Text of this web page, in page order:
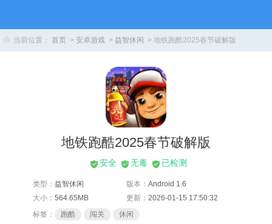
当前位置： 首页 > 安卓游戏 > 益智休闲 > 地铁跑酷2025春节破解版
地铁跑酷2025春节破解版
安全 无毒 已检测
类型： 益智休闲 版本： Android 1.6
大小： 564.65MB 更新： 2026-01-15 17:50:32
标签：
跑酷 闯关 休闲